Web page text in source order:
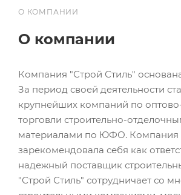
О КОМПАНИИ
О компании
Компания "Строй Стиль"
За период своей деятельности
крупнейших компаний по
торговли строительно-
материалами по ЮФО. Компания
зарекомендовала себя как
надежный поставщик
"Строй Стиль" сотрудничает со